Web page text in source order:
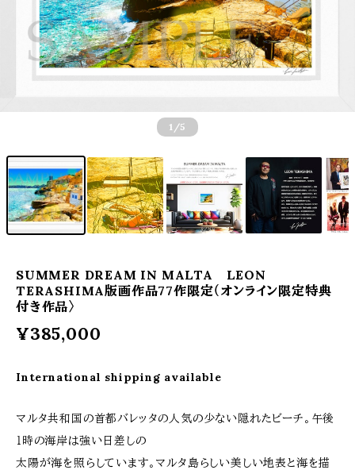
1 /5
SUMMER DREAM IN MALTA LEON
TERASHIMA版画作品77作限定（オンライン限定特典
付き作品〉
¥385,000
International shipping available
マルタ共和国の首都バレッタの人気の少ない隠れたビーチ。午後
１時の海岸は強い日差しの
太陽が海を照らしています。マルタ島らしい美しい地表と海を描